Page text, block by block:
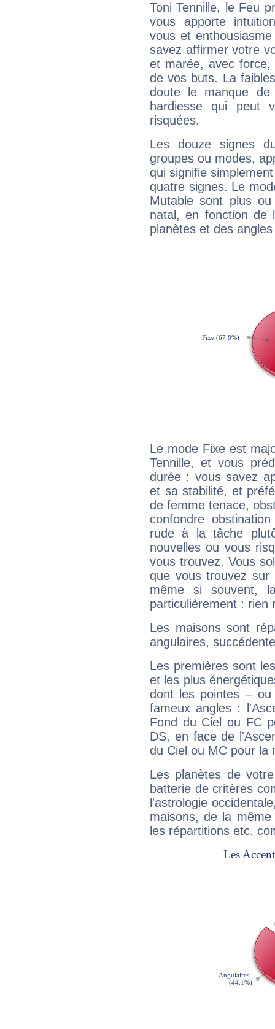
Toni Tennille, le Feu
vous apporte
vous et
savez affirmer votre
et marée, avec
de vos buts. La
doute le manque
hardiesse qui peut
risquées.
Les douze signes
groupes ou modes,
qui signifie
quatre signes. Le
Mutable sont plus
natal, en fonction de
planètes et des
Le mode Fixe est
Tennille, et vous
durée : vous savez
et sa stabilité, et
de femme tenace,
confondre
rude à la tâche
nouvelles ou vous
vous trouvez. Vous
que vous trouvez
même si souvent,
particulièrement : rien
Les maisons sont
angulaires,
Les premières sont
et les plus
dont les pointes –
fameux angles :
Fond du Ciel ou FC
DS, en face de
du Ciel ou MC pour la
Les planètes de
batterie de critères
l'astrologie
maisons, de la
les répartitions etc.